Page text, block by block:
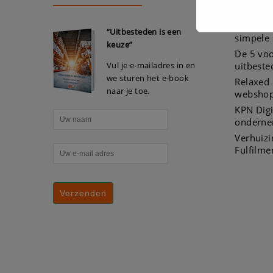
“Uitbesteden is een
keuze”
Vul je e-mailadres in en
we sturen het e-book
naar je toe.
simpele
De 5
KPN